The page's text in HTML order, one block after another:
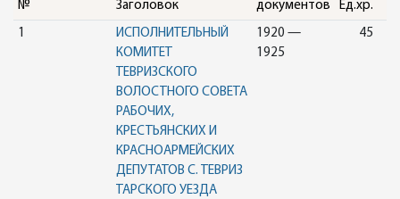
№ Заголовок
документов
Ед.хр.
1
ИСПОЛНИТЕЛЬНЫЙ
КОМИТЕТ
ТЕВРИЗСКОГО
ВОЛОСТНОГО СОВЕТА
РАБОЧИХ,
КРЕСТЬЯНСКИХ И
КРАСНОАРМЕЙСКИХ
ДЕПУТАТОВ С. ТЕВРИЗ
ТАРСКОГО УЕЗДА
1920 —
1925
45